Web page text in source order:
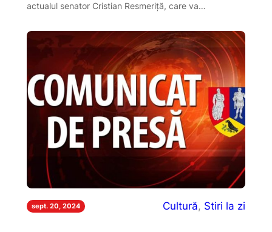
actualul senator Cristian Resmeriță, care va…
sept. 20, 2024 Cultură, Stiri la zi